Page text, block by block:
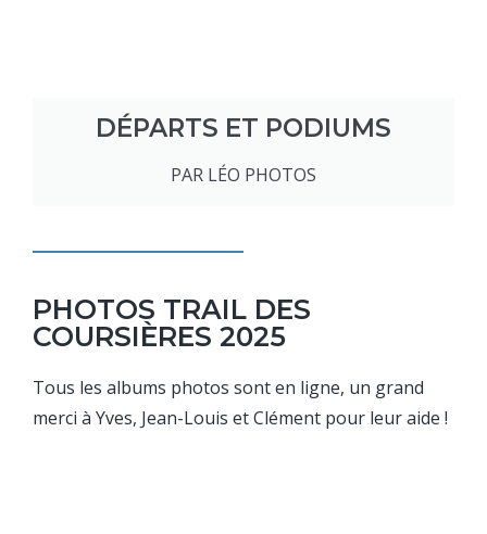
DÉPARTS ET PODIUMS
PAR LÉO PHOTOS
PHOTOS TRAIL DES
COURSIÈRES 2025
Tous les albums photos sont en ligne, un grand
merci à Yves, Jean-Louis et Clément pour leur aide !